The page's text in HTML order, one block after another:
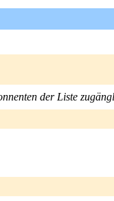
der Liste